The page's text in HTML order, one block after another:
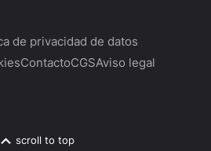
de privacidad de datos
ContactoCGSAviso legal
scroll to top